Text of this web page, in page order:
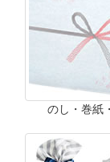
のし・巻紙